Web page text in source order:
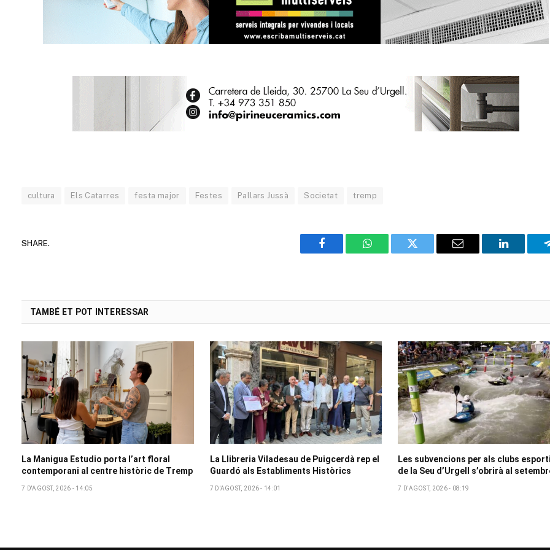
cultura Els Catarres festa major Festes Pallars Jussà Societat tremp
SHARE.
Facebook WhatsAppTwitter Email LinkedIn
TAMBÉ ET POT INTERESSAR
La Manigua Estudio porta l’art floral
contemporani al centre històric de Tremp
7 D'AGOST, 2026 - 14:05
La Llibreria Viladesau de Puigcerdà rep el
Guardó als Establiments Històrics
7 D'AGOST, 2026 - 14:01
Les subvencions per als clubs
de la Seu d’Urgell s’obrirà al
7 D'AGOST, 2026 - 08:19